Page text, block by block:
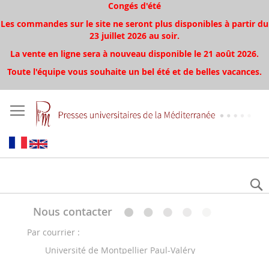
Congés d'été
Les commandes sur le site ne seront plus disponibles à partir du
23 juillet 2026 au soir.
La vente en ligne sera à nouveau disponible le 21 août 2026.
Toute l'équipe vous souhaite un bel été et de belles vacances.
Nous contacter
Par courrier :
Université de Montpellier Paul-Valéry